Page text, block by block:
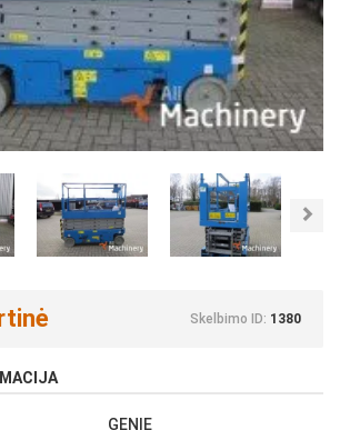
Skelbimo ID: 1380
GENIE